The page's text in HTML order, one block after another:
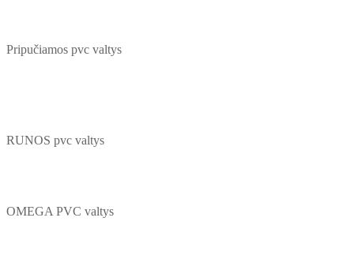
Pripučiamos pvc valtys
RUNOS pvc valtys
OMEGA PVC valtys